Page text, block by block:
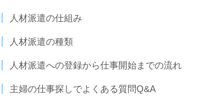
人材派遣の仕組み
人材派遣の種類
人材派遣への登録から仕事開始までの流れ
主婦の仕事探しでよくある質問Q&A